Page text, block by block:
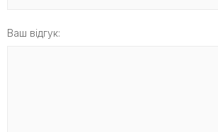
Ваш відгук: